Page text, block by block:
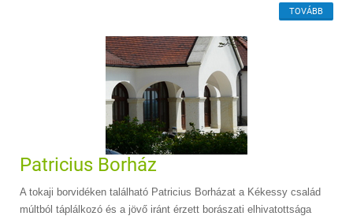
TOVÁBB
Patricius Borház
A tokaji borvidéken található Patricius Borházat a Kékessy család
múltból táplálkozó és a jövő iránt érzett borászati elhivatottsága